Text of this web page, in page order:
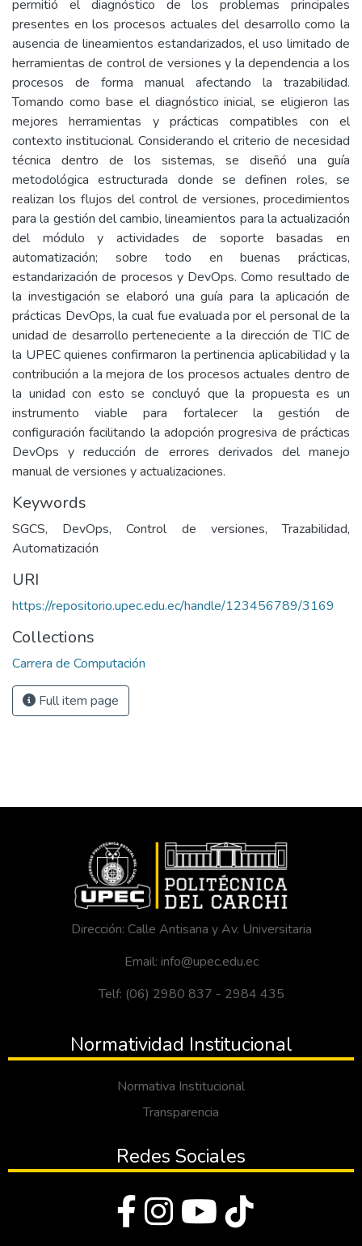
permitió el diagnóstico de los problemas principales
presentes en los procesos actuales del desarrollo como la
ausencia de lineamientos estandarizados, el uso limitado de
herramientas de control de versiones y la dependencia a los
procesos de forma manual afectando la trazabilidad.
Tomando como base el diagnóstico inicial, se eligieron las
mejores herramientas y prácticas compatibles con el
contexto institucional. Considerando el criterio de necesidad
técnica dentro de los sistemas, se diseñó una guía
metodológica estructurada donde se definen roles, se
realizan los flujos del control de versiones, procedimientos
para la gestión del cambio, lineamientos para la actualización
del módulo y actividades de soporte basadas en
automatización; sobre todo en buenas prácticas,
estandarización de procesos y DevOps. Como resultado de
la investigación se elaboró una guía para la aplicación de
prácticas DevOps, la cual fue evaluada por el personal de la
unidad de desarrollo perteneciente a la dirección de TIC de
la UPEC quienes confirmaron la pertinencia aplicabilidad y la
contribución a la mejora de los procesos actuales dentro de
la unidad con esto se concluyó que la propuesta es un
instrumento viable para fortalecer la gestión de
configuración facilitando la adopción progresiva de prácticas
DevOps y reducción de errores derivados del manejo
manual de versiones y actualizaciones.
Keywords
SGCS, DevOps, Control de versiones, Trazabilidad,
Automatización
URI
https://repositorio.upec.edu.ec/handle/123456789/3169
Collections
Carrera de Computación
Full item page
Dirección: Calle Antisana y Av. Universitaria
Email: info@upec.edu.ec
Telf: (06) 2980 837 - 2984 435
Normatividad Institucional
Normativa Institucional
Transparencia
Redes Sociales